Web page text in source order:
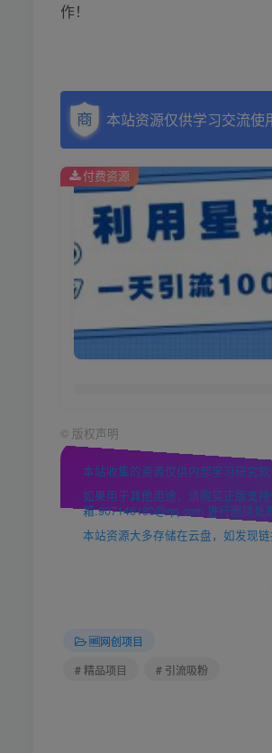
作！
本站资源仅供学习交流使
付费资源
© 版权声明
本站收集的资源仅供内部学习研究
如果用于其他用途，请购买正版支
箱:907146180@qq.com 进行删除处
本站资源大多存储在云盘，如发现
🆓网创项目
# 精品项目
# 引流吸粉